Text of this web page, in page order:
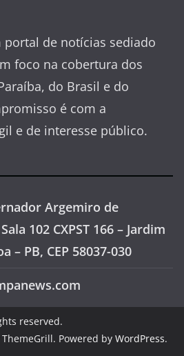
portal de notícias sediado
foco na cobertura dos
do Brasil e do
é com a
e de interesse público.
Argemiro de
102 CXPST 166 – Jardim
– PB, CEP 58037-030
reserved.
ThemeGrill. Powered by WordPress.